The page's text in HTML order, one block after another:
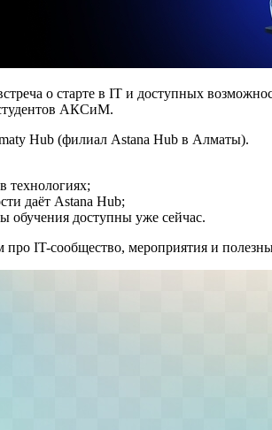
о старте в IT и доступных
АКСиМ.
Hub (филиал Astana Hub в Алматы).
технологиях;
даёт Astana Hub;
обучения доступны уже сейчас.
IT-сообщество, мероприятия и